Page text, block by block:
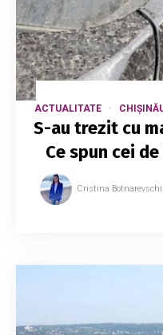
ACTUALITATE
S-au trezit cu
Ce spun cei
Cristina Botnarevschi